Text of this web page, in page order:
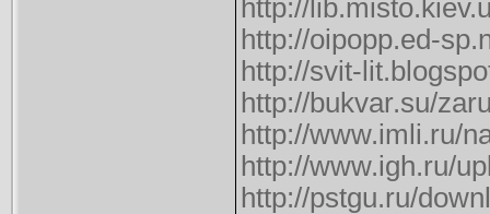
http://
http://oipopp.ed-
http://svit-
http://bukvar.su/
http://www.imli.ru/
http://www.igh.ru/
http://pstgu.ru/